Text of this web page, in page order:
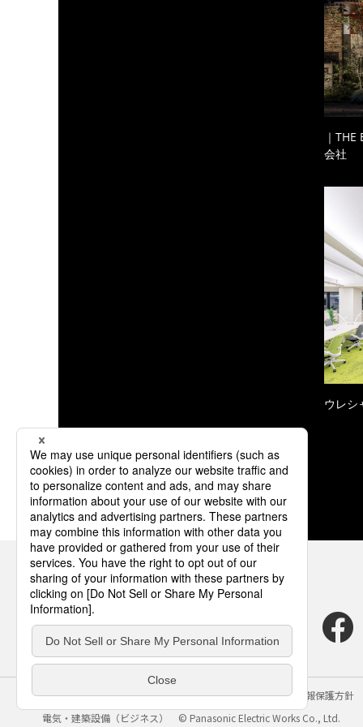
｜
会社
ウレシ
サイトのご利用にあたって クッキーポリシー
個人情報保護方針
電気・建築設備（ビジネス）
© Panasonic Electric Works Co., Ltd.